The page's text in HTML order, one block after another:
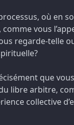
où en
vous
regarde-telle
que
libre arbitre,
collective